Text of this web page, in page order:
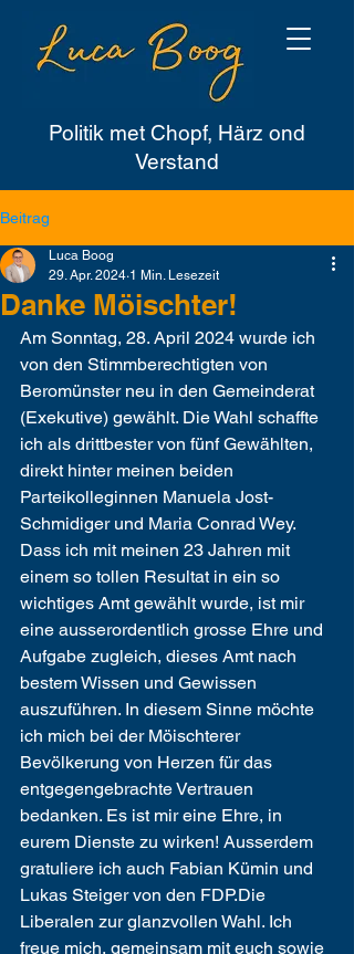
Politik met Chopf, Härz ond
Verstand
Beitrag
Danke Möischter!
Luca Boog
29. Apr. 2024 1 Min. Lesezeit
Am Sonntag, 28. April 2024 wurde ich
von den Stimmberechtigten von
Beromünster neu in den Gemeinderat
(Exekutive) gewählt. Die Wahl schaffte
ich als drittbester von fünf Gewählten,
direkt hinter meinen beiden
Parteikolleginnen Manuela Jost-
Schmidiger und Maria Conrad Wey.
Dass ich mit meinen 23 Jahren mit
einem so tollen Resultat in ein so
wichtiges Amt gewählt wurde, ist mir
eine ausserordentlich grosse Ehre und
Aufgabe zugleich, dieses Amt nach
bestem Wissen und Gewissen
auszuführen. In diesem Sinne möchte
ich mich bei der Möischterer
Bevölkerung von Herzen für das
entgegengebrachte Vertrauen
bedanken. Es ist mir eine Ehre, in
eurem Dienste zu wirken! Ausserdem
gratuliere ich auch Fabian Kümin und
Lukas Steiger von den FDP.Die
Liberalen zur glanzvollen Wahl. Ich
freue mich, gemeinsam mit euch sowie